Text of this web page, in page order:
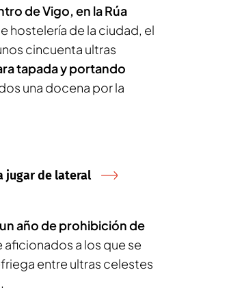
de Vigo, en la Rúa
hostelería de la ciudad, el
cincuenta ultras
tapada y portando
una docena por la
jugar de lateral
año de prohibición de
a los que se
entre ultras celestes